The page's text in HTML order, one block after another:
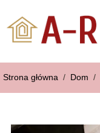
Strona główna / Dom /